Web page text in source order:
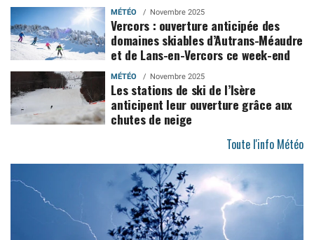
MÉTÉO Novembre 2025
Vercors : ouverture anticipée des
domaines skiables d’Autrans-Méaudre
et de Lans-en-Vercors ce week-end
MÉTÉO Novembre 2025
Les stations de ski de l’Isère
anticipent leur ouverture grâce aux
chutes de neige
Toute l'info Météo